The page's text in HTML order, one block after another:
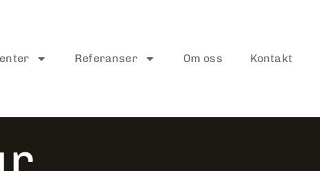
Referanser Om oss Kontakt